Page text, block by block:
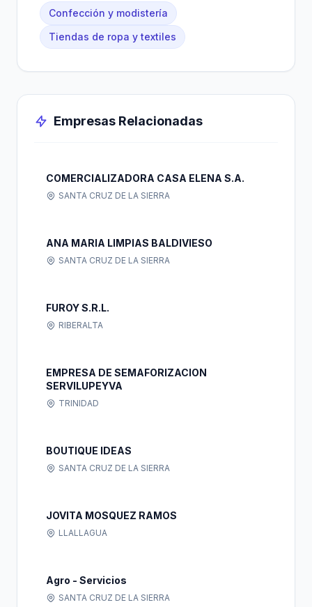
Confección y modistería
Tiendas de ropa y textiles
Empresas Relacionadas
COMERCIALIZADORA CASA ELENA S.A.
SANTA CRUZ DE LA SIERRA
ANA MARIA LIMPIAS BALDIVIESO
SANTA CRUZ DE LA SIERRA
FUROY S.R.L.
RIBERALTA
EMPRESA DE SEMAFORIZACION
SERVILUPEYVA
TRINIDAD
BOUTIQUE IDEAS
SANTA CRUZ DE LA SIERRA
JOVITA MOSQUEZ RAMOS
LLALLAGUA
Agro - Servicios
SANTA CRUZ DE LA SIERRA